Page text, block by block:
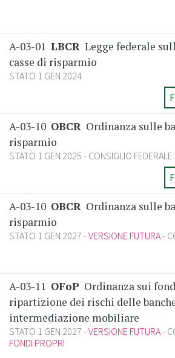
A-03-01 LBCR Legge federale
casse di risparmio
STATO 1 GEN 2024
A-03-10 OBCR Ordinanza sulle
risparmio
STATO 1 GEN 2025
CONSIGLIO FEDERALE
A-03-10 OBCR Ordinanza sulle
risparmio
STATO 1 GEN 2027 VERSIONE FUTURA
A-03-11 OFoP Ordinanza sui
ripartizione dei rischi delle
intermediazione mobiliare
STATO 1 GEN 2027 VERSIONE FUTURA
FONDI PROPRI